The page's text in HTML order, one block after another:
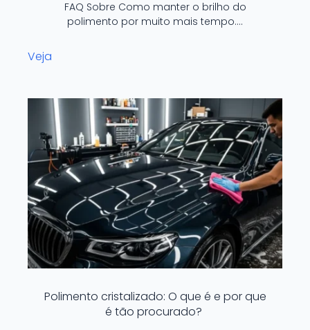
FAQ Sobre Como manter o brilho do
polimento por muito mais tempo.…
Veja
Polimento cristalizado: O que é e por que
é tão procurado?